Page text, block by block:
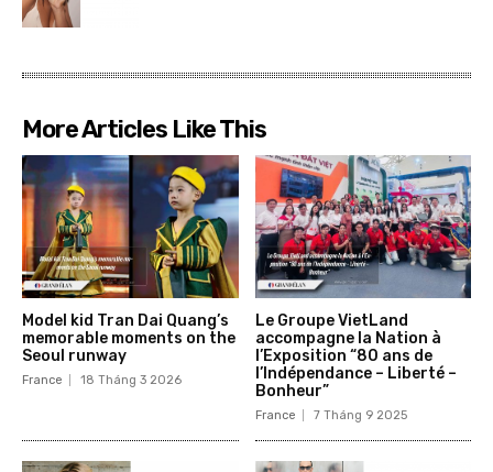
More Articles Like This
Model kid Tran Dai Quang’s
memorable moments on the
Seoul runway
France 18 Tháng 3 2026
Le Groupe VietLand
accompagne la Nation à
l’Exposition “80 ans de
l’Indépendance – Liberté –
Bonheur”
France 7 Tháng 9 2025